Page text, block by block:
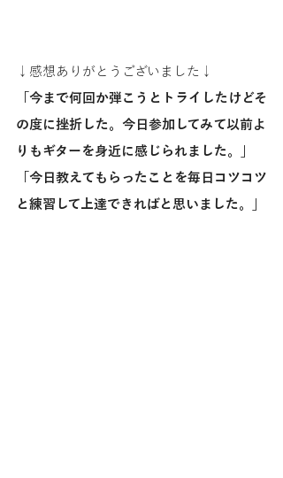
↓感想ありがとうございました↓
「今まで何回か弾こうとトライしたけどそ
の度に挫折した。今日参加してみて以前よ
りもギターを身近に感じられました。」
「今日教えてもらったことを毎日コツコツ
と練習して上達できればと思いました。」